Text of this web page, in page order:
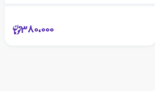
380،000